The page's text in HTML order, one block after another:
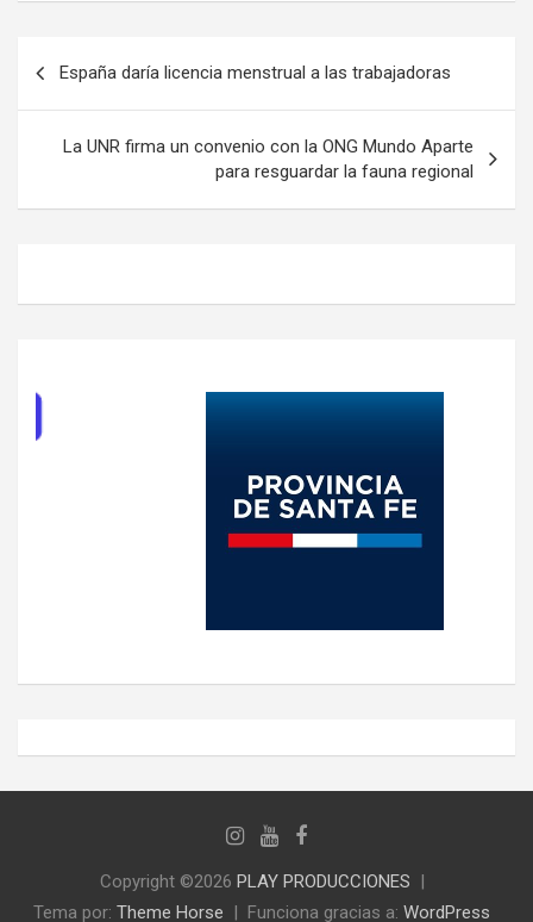
entradas
España daría licencia menstrual a las trabajadoras
La UNR firma un convenio con la ONG Mundo Aparte
para resguardar la fauna regional
Copyright ©2026 PLAY PRODUCCIONES
Tema por: Theme Horse Funciona gracias a: WordPress